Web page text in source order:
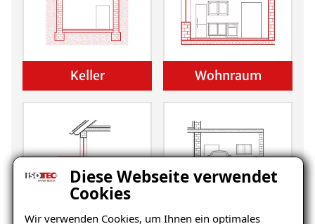
Diese Webseite verwendet
Cookies
Wir verwenden Cookies, um Ihnen ein optimales
Keller Wohnraum
Balkon Garage/Boden